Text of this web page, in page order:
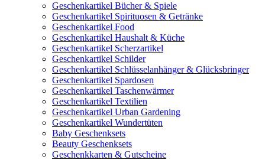
Geschenkartikel Bücher & Spiele
Geschenkartikel Spirituosen & Getränke
Geschenkartikel Food
Geschenkartikel Haushalt & Küche
Geschenkartikel Scherzartikel
Geschenkartikel Schilder
Geschenkartikel Schlüsselanhänger & Glücksbringer
Geschenkartikel Spardosen
Geschenkartikel Taschenwärmer
Geschenkartikel Textilien
Geschenkartikel Urban Gardening
Geschenkartikel Wundertüten
Baby Geschenksets
Beauty Geschenksets
Geschenkkarten & Gutscheine